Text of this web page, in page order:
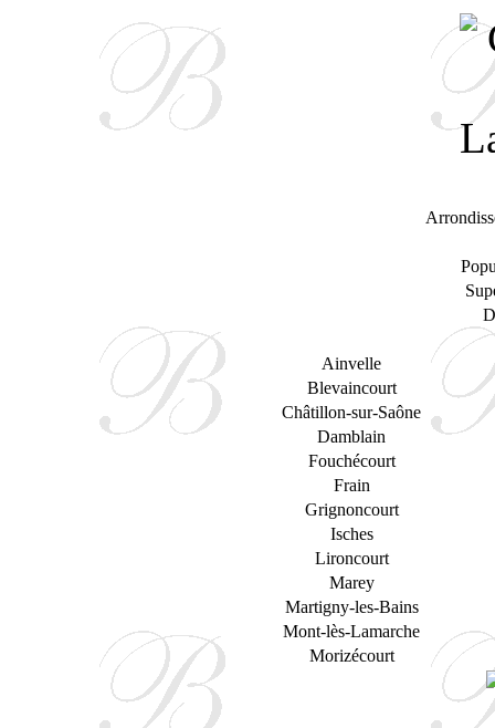
Ainvelle
Blevaincourt
Châtillon-sur-Saône
Damblain
Fouchécourt
Frain
Grignoncourt
Isches
Lironcourt
Marey
Martigny-les-Bains
Mont-lès-Lamarche
Morizécourt